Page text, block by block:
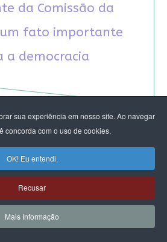
sua experiência em nosso site. Ao navegar
concorda com o uso de cookies.
OK! Eu entendi.
Recusar
Mais Informação
da Comissão da
fato importante
a democracia
A LEITURA
prova que marxismo e
indissociáveis na luta
radical argentino na FLIPEI